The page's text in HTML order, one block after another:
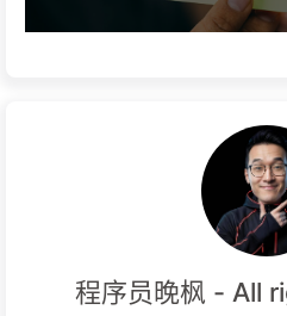
程序员晚枫 - All